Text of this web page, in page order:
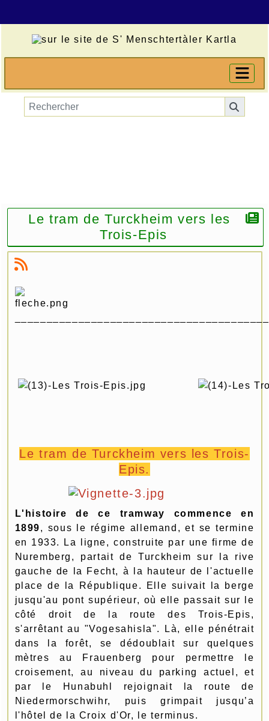
Le tram de Turckheim vers les
Trois-Epis
Le tram de Turckheim vers les Trois-
Epis.
L'histoire de ce tramway commence en
1899, sous le régime allemand, et se termine
en 1933. La ligne, construite par une firme de
Nuremberg, partait de Turckheim sur la rive
gauche de la Fecht, à la hauteur de l'actuelle
place de la République. Elle suivait la berge
jusqu'au pont supérieur, où elle passait sur le
côté droit de la route des Trois-Epis,
s'arrêtant au "Vogesahisla". Là, elle pénétrait
dans la forêt, se dédoublait sur quelques
mètres au Frauenberg pour permettre le
croisement, au niveau du parking actuel, et
par le Hunabuhl rejoignait la route de
Niedermorschwihr, puis grimpait jusqu’a
l'hôtel de la Croix d'Or, le terminus.